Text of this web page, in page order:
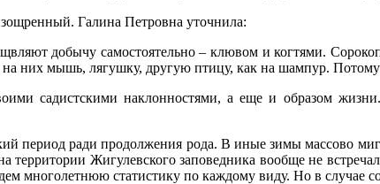
Галина Петровна уточнила:
добычу самостоятельно – клювом и когтями.
них мышь, лягушку, другую птицу, как на шампур.
садистскими наклонностями, а еще и образом
период ради продолжения рода. В иные зимы массово
территории Жигулевского заповедника вообще не
многолетнюю статистику по каждому виду. Но в случае